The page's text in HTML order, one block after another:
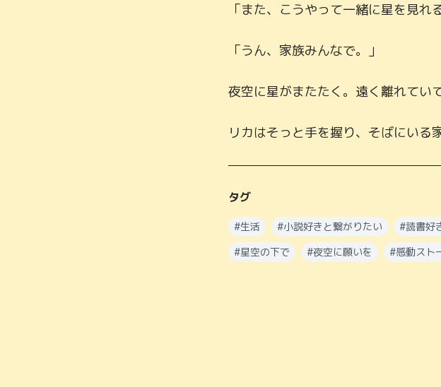
「また、こうやって一緒に星を見れ
「うん、家族みんなで。」
夜空に星がまたたく。遠く離れてい
リカはそっと手を握り、そばにいる
タグ
#生活 #小説好きと繋がりたい #読書好
#星空の下で #夜空に願いを #感動スト